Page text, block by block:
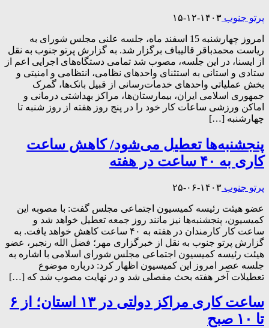
پرتو جنوب ۱۴۰۳-۱۲-۱۵
امروز چهارشنبه 15 اسفند ماه، جلسه علنی مجلس شورای به
ریاست محمدباقر قالیباف برگزار شد. به گزارش پرتو جنوب به نقل
از ایسنا، در این جلسه، مصوب شد تمامی دستگاه‌های اجرایی اعم از
ستادی و استانی به استثنای واحدهای نظامی، انتظامی و امنیتی و
بخش عملیاتی واحدهای خدمات‌رسانی از قبیل بانک‌ها، گمرک
جمهوری اسلامی ایران، بیمارستان‌ها، مراکز بهداشتی درمانی و
اماکن ورزشی ساعات کار خود را در پنج روز هفته از روز شنبه تا
چهارشنبه […]
پنجشنبه‌ها تعطیل می‌شود/ کاهش ساعت
کاری به ۴۰ ساعت در هفته
پرتو جنوب ۱۴۰۳-۰۶-۲۵
عضو هیئت رئیسه کمیسیون اجتماعی مجلس گفت: با مصوبه این
کمیسیون، پنجشنبه‌ها نیز مانند روز جمعه تعطیل خواهد شد و
ساعت کار کارمندان در هفته به ۴۰ ساعت کاهش خواهد یافت. به
گزارش پرتو جنوب به نقل از خبرگزاری مهر؛ فضل الله رنجبر، عضو
هیئت رئیسه کمیسیون اجتماعی مجلس شورای اسلامی با اشاره به
جلسه عصر امروز این کمیسیون اظهار کرد: درباره موضوع
تعطیلات آخر هفته بحث مفصلی شد و در نهایت مصوب شد که […]
ساعت کاری مراکز دولتی در ۱۳ استان؛ از ۶
تا ۱۰ صبح